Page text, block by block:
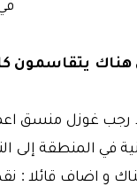
هناك يتقاسمون
رجب غوزل منسق
في المنطقة
و اضاف قائلا :